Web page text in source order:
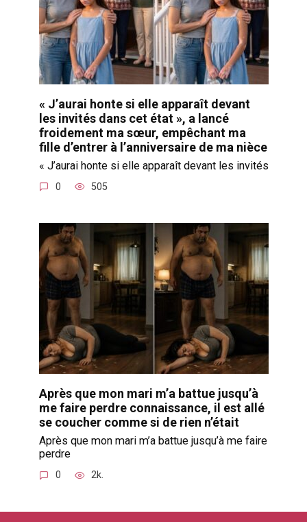
« J’aurai honte si elle apparaît devant
les invités dans cet état », a lancé
froidement ma sœur, empêchant ma
fille d’entrer à l’anniversaire de ma nièce
« J’aurai honte si elle apparaît devant les invités
0 505
Après que mon mari m’a battue jusqu’à
me faire perdre connaissance, il est allé
se coucher comme si de rien n’était
Après que mon mari m’a battue jusqu’à me faire
perdre
0 2k.